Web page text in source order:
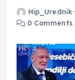
Hip_Urednik
0 Comments